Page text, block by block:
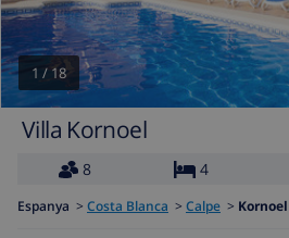
1 /18
Villa Kornoel
8
4
Espanya > Costa Blanca > Calpe > Kornoel